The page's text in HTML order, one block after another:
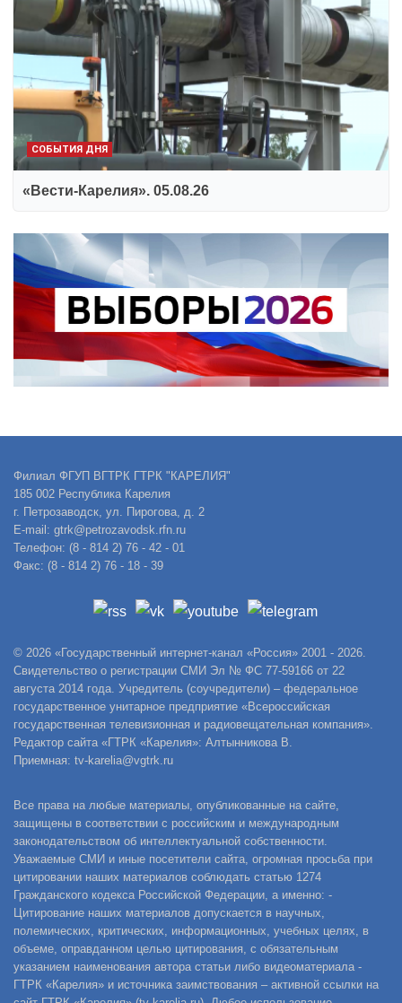
СОБЫТИЯ ДНЯ
«Вести-Карелия». 05.08.26
Филиал ФГУП ВГТРК ГТРК "КАРЕЛИЯ"
185 002 Республика Карелия
г. Петрозаводск, ул. Пирогова, д. 2
E-mail: gtrk@petrozavodsk.rfn.ru
Телефон: (8 - 814 2) 76 - 42 - 01
Факс: (8 - 814 2) 76 - 18 - 39
© 2026 «Государственный интернет-канал «Россия» 2001 - 2026.
Свидетельство о регистрации СМИ Эл № ФС 77-59166 от 22
августа 2014 года. Учредитель (соучредители) – федеральное
государственное унитарное предприятие «Всероссийская
государственная телевизионная и радиовещательная компания».
Редактор сайта «ГТРК «Карелия»: Алтынникова В.
Приемная: tv-karelia@vgtrk.ru
Все права на любые материалы, опубликованные на сайте,
защищены в соответствии с российским и международным
законодательством об интеллектуальной собственности.
Уважаемые СМИ и иные посетители сайта, огромная просьба при
цитировании наших материалов соблюдать статью 1274
Гражданского кодекса Российской Федерации, а именно: -
Цитирование наших материалов допускается в научных,
полемических, критических, информационных, учебных целях, в
объеме, оправданном целью цитирования, с обязательным
указанием наименования автора статьи либо видеоматериала -
ГТРК «Карелия» и источника заимствования – активной ссылки на